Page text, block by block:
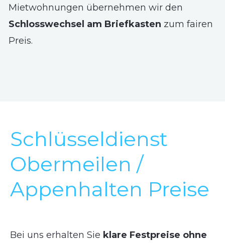
Mietwohnungen übernehmen wir den
Schlosswechsel am Briefkasten zum fairen
Preis.
Schlüsseldienst
Obermeilen /
Appenhalten Preise
Bei uns erhalten Sie klare Festpreise ohne